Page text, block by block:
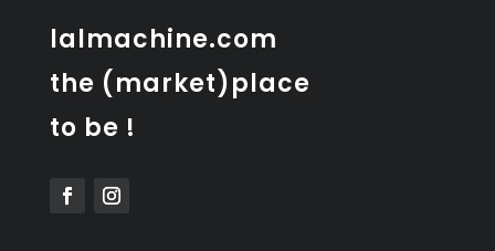
lalmachine.com
the (market)place
to be !